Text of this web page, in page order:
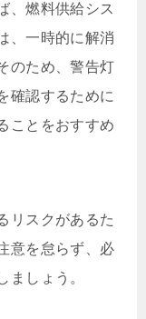
、燃料供給シス
、一時的に解消
のため、警告灯
確認するために
ことをおすすめ
リスクがあるた
意を怠らず、必
ましょう。